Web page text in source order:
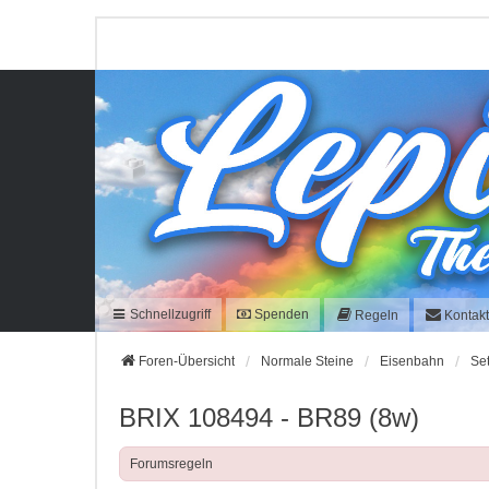
Schnellzugriff Spenden Regeln Kontakt
Foren-Übersicht Normale Steine Eisenbahn
BRIX 108494 - BR89 (8w)
Forumsregeln